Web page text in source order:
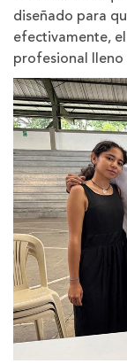
diseñado para
efectivamente,
profesional